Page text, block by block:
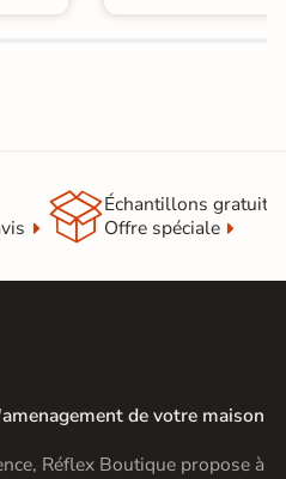
Échantillons gratuit
Offre spéciale
de votre maison
Réflex Boutique propose à